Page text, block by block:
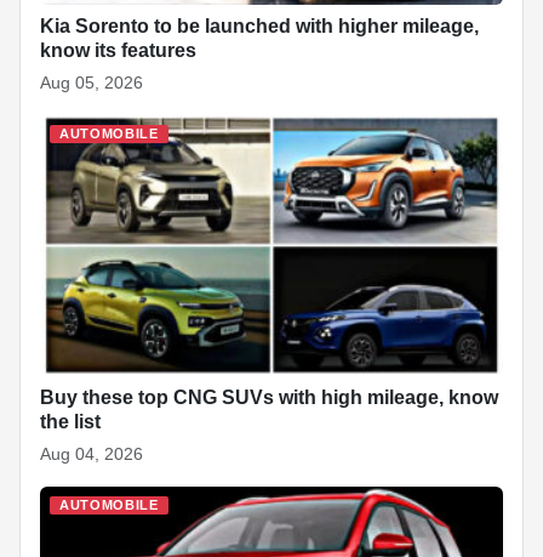
Kia Sorento to be launched with higher mileage,
know its features
Aug 05, 2026
AUTOMOBILE
Buy these top CNG SUVs with high mileage, know
the list
Aug 04, 2026
AUTOMOBILE